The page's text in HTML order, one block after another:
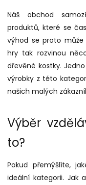
Náš obchod
produktů, které se
výhod se proto
hry tak rozvinou
dřevěné kostky.
výrobky z této
našich malých
Výběr
to?
Pokud přemýšlíte,
ideální kategorii. Jak